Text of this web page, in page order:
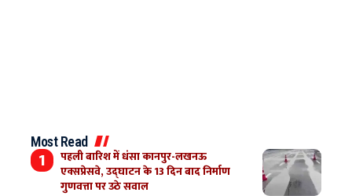
Most Read
पहली बारिश में धंसा कानपुर-लखनऊ
एक्सप्रेसवे, उद्घाटन के 13 दिन बाद निर्माण
गुणवत्ता पर उठे सवाल